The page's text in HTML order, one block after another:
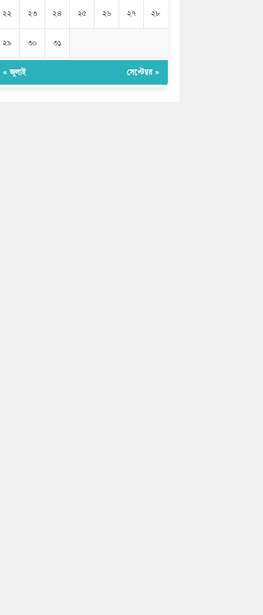
২২ ২৩ ২৪ ২৫ ২৬ ২৭ ২৮
২৯ ৩০ ৩১
« জুলাই সেপ্টেম্বর »